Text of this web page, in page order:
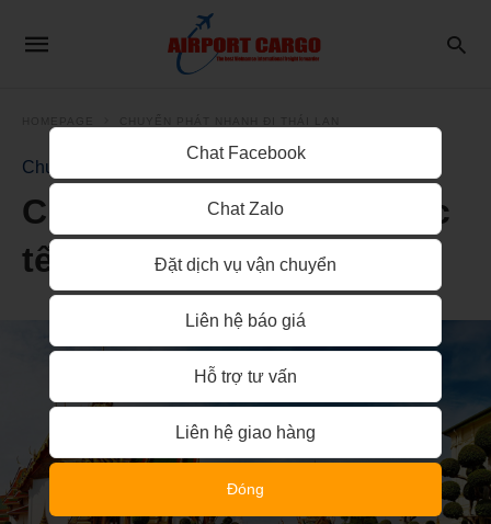
Chuyển phát nhanh đi Thái Lan
Chuyển phát nhanh quốc
tế đi Thái Lan
Chat Facebook
Chat Zalo
Đặt dịch vụ vận chuyển
Liên hệ báo giá
Hỗ trợ tư vấn
Liên hệ giao hàng
Đóng